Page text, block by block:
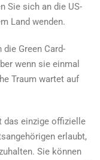
Sie sich an die US-
Land wenden.
Green Card-
wenn sie einmal
Traum wartet auf
das einzige offizielle
erlaubt,
Sie können